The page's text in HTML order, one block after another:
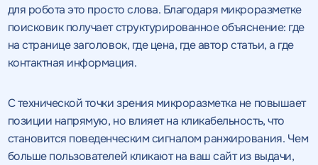
для робота это просто слова. Благодаря микроразметке
поисковик получает структурированное объяснение: где
на странице заголовок, где цена, где автор статьи, а где
контактная информация.
С технической точки зрения микроразметка не повышает
позиции напрямую, но влияет на кликабельность, что
становится поведенческим сигналом ранжирования. Чем
больше пользователей кликают на ваш сайт из выдачи,